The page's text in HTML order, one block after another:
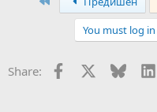
s
You must log
Share: Facebook